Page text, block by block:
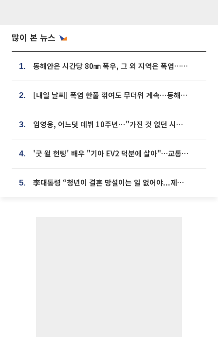
많이 본 뉴스
1. 동해안은 시간당 80㎜ 폭우, 그 외 지역은 폭염…‘극과 극 날씨’
2. [내일 날씨] 폭염 한풀 꺾여도 무더위 계속⋯동해안 이틀 연속 비
3. 임영웅, 어느덧 데뷔 10주년⋯"가진 것 없던 시절, 내 앞엔 20명의 팬뿐"
4. '굿 윌 헌팅' 배우 "기아 EV2 덕분에 살아"…교통사고 후 안전성 극찬
5. 李대통령 “청년이 결혼 망설이는 일 없어야...제도상 불이익 조사”